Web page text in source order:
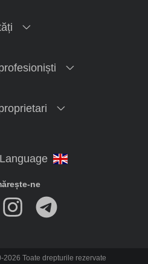
ne
2026 Toate drepturile rezervate